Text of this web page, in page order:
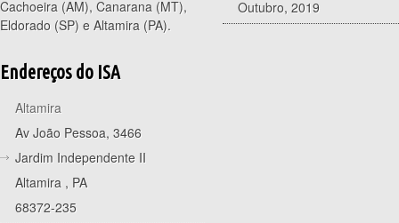
Cachoeira (AM), Canarana (MT),
Eldorado (SP) e Altamira (PA).
Endereços do ISA
Altamira
Av João Pessoa, 3466
Jardim Independente II
Altamira , PA
68372-235
Outubro, 2019